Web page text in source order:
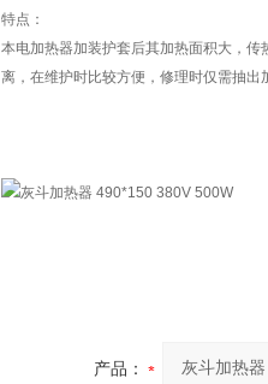
特点：
本电加热器加装护套后其加热面积大，
离，在维护时比较方便，修理时仅需抽
产品：